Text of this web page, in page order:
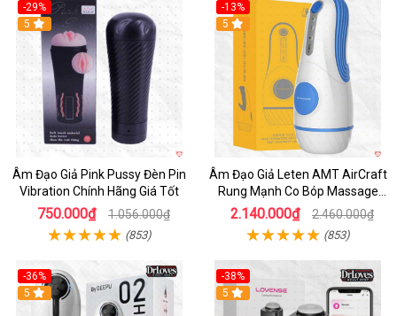
-29%
5
Âm Đạo Giả Pink Pussy Đèn Pin
Vibration Chính Hãng Giá Tốt
750.000₫ 1.056.000₫
(853)
-13%
5
Âm Đạo Giả Leten AMT AirCraft
Rung Mạnh Co Bóp Massage
Êm Ái
2.140.000₫ 2.460.000₫
(853)
-36%
Hot
5
-38%
Hot
5